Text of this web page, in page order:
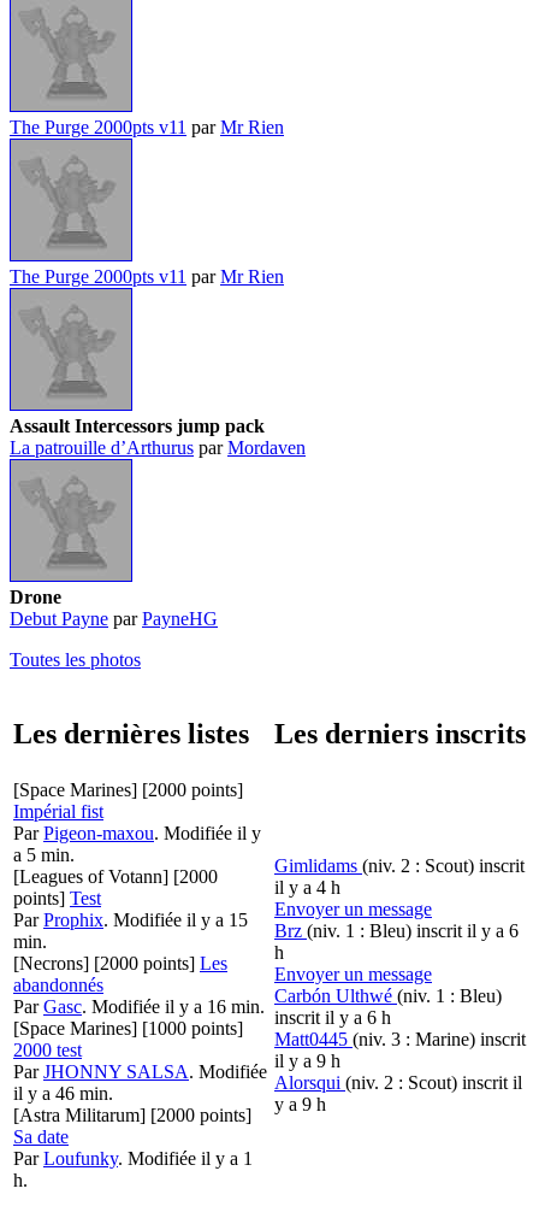
The Purge 2000pts v11 parMr Rien
The Purge 2000pts v11 parMr Rien
Assault Intercessors jump pack
La patrouille d’Arthurus parMordaven
Drone
Debut Payne parPayneHG
Toutes les photos
Les dernières listes Les derniers inscrits
[Space Marines] [2000 points]
Impérial fist
ParPigeon-maxou. Modifiée il y
a 5 min.
[Leagues of Votann] [2000
points] Test
ParProphix. Modifiée il y a 15
min.
[Necrons] [2000 points] Les
abandonnés
ParGasc. Modifiée il y a 16 min.
[Space Marines] [1000 points]
2000 test
ParJHONNY SALSA. Modifiée
il y a 46 min.
[Astra Militarum] [2000 points]
Sa date
ParLoufunky. Modifiée il y a 1
h.
Gimlidams (niv. 2 : Scout) inscrit
il y a 4 h
Envoyer un message
Brz (niv. 1 : Bleu) inscrit il y a 6
h
Envoyer un message
Carbón Ulthwé (niv. 1 : Bleu)
inscrit il y a 6 h
Matt0445 (niv. 3 : Marine) inscrit
il y a 9 h
Alorsqui (niv. 2 : Scout) inscrit il
y a 9 h